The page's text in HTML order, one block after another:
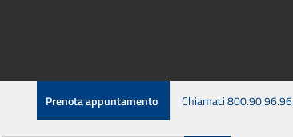
Prenota appuntamento Chiamaci 800.90.96.96